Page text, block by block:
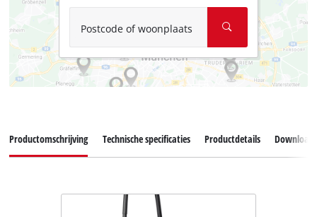
Postcode of woonplaats
Productomschrijving Technische specificaties Productdetails Downloads